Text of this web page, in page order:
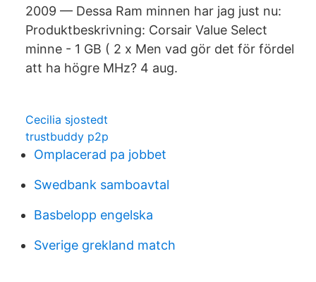
2009 — Dessa Ram minnen har jag just nu:
Produktbeskrivning: Corsair Value Select
minne - 1 GB ( 2 x Men vad gör det för fördel
att ha högre MHz? 4 aug.
Cecilia sjostedt
trustbuddy p2p
Omplacerad pa jobbet
Swedbank samboavtal
Basbelopp engelska
Sverige grekland match